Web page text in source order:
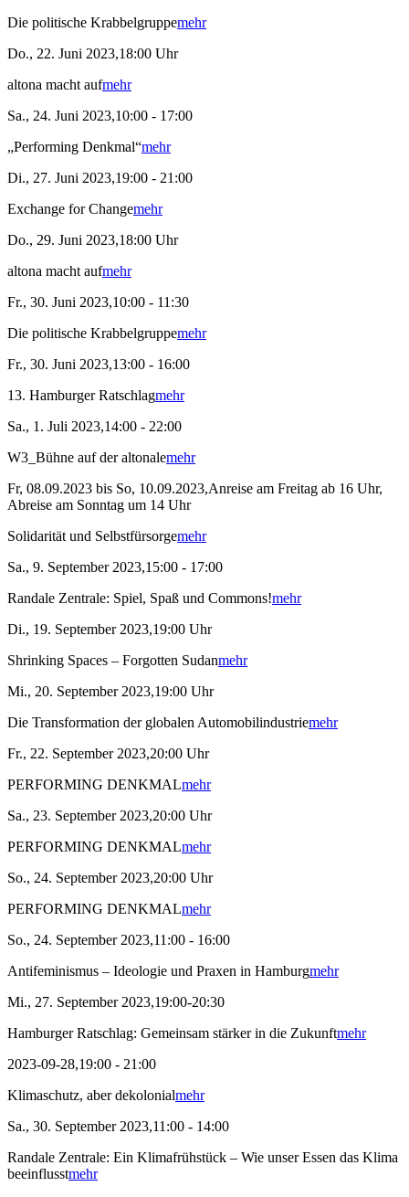
Die politische Krabbelgruppemehr
Do., 22. Juni 2023,18:00 Uhr
altona macht aufmehr
Sa., 24. Juni 2023,10:00 - 17:00
„Performing Denkmal“mehr
Di., 27. Juni 2023,19:00 - 21:00
Exchange for Changemehr
Do., 29. Juni 2023,18:00 Uhr
altona macht aufmehr
Fr., 30. Juni 2023,10:00 - 11:30
Die politische Krabbelgruppemehr
Fr., 30. Juni 2023,13:00 - 16:00
13. Hamburger Ratschlagmehr
Sa., 1. Juli 2023,14:00 - 22:00
W3_Bühne auf der altonalemehr
Fr, 08.09.2023 bis So, 10.09.2023,Anreise am Freitag ab 16 Uhr,
Abreise am Sonntag um 14 Uhr
Solidarität und Selbstfürsorgemehr
Sa., 9. September 2023,15:00 - 17:00
Randale Zentrale: Spiel, Spaß und Commons!mehr
Di., 19. September 2023,19:00 Uhr
Shrinking Spaces – Forgotten Sudanmehr
Mi., 20. September 2023,19:00 Uhr
Die Transformation der globalen Automobilindustriemehr
Fr., 22. September 2023,20:00 Uhr
PERFORMING DENKMALmehr
Sa., 23. September 2023,20:00 Uhr
PERFORMING DENKMALmehr
So., 24. September 2023,20:00 Uhr
PERFORMING DENKMALmehr
So., 24. September 2023,11:00 - 16:00
Antifeminismus – Ideologie und Praxen in Hamburgmehr
Mi., 27. September 2023,19:00-20:30
Hamburger Ratschlag: Gemeinsam stärker in die Zukunftmehr
2023-09-28,19:00 - 21:00
Klimaschutz, aber dekolonialmehr
Sa., 30. September 2023,11:00 - 14:00
Randale Zentrale: Ein Klimafrühstück – Wie unser Essen das Klima
beeinflusstmehr